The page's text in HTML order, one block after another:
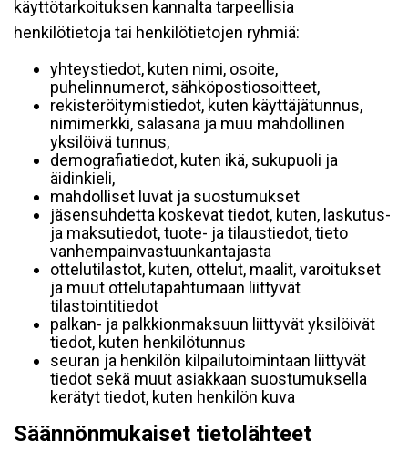
käyttötarkoituksen kannalta tarpeellisia
henkilötietoja tai henkilötietojen ryhmiä:
yhteystiedot, kuten nimi, osoite,
puhelinnumerot, sähköpostiosoitteet,
rekisteröitymistiedot, kuten käyttäjätunnus,
nimimerkki, salasana ja muu mahdollinen
yksilöivä tunnus,
demografiatiedot, kuten ikä, sukupuoli ja
äidinkieli,
mahdolliset luvat ja suostumukset
jäsensuhdetta koskevat tiedot, kuten, laskutus-
ja maksutiedot, tuote- ja tilaustiedot, tieto
vanhempainvastuunkantajasta
ottelutilastot, kuten, ottelut, maalit, varoitukset
ja muut ottelutapahtumaan liittyvät
tilastointitiedot
palkan- ja palkkionmaksuun liittyvät yksilöivät
tiedot, kuten henkilötunnus
seuran ja henkilön kilpailutoimintaan liittyvät
tiedot sekä muut asiakkaan suostumuksella
kerätyt tiedot, kuten henkilön kuva
Säännönmukaiset tietolähteet